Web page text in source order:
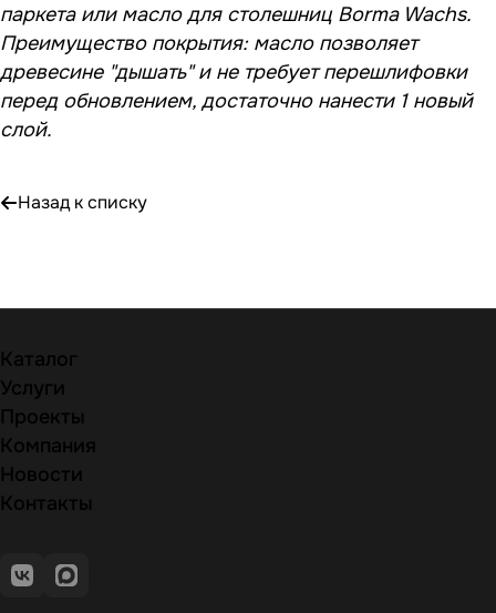
паркета или масло для столешниц Borma Wachs.
Преимущество покрытия: масло позволяет
древесине "дышать" и не требует перешлифовки
перед обновлением, достаточно нанести 1 новый
слой.
Назад к списку
Каталог
Услуги
Проекты
Компания
Новости
Контакты